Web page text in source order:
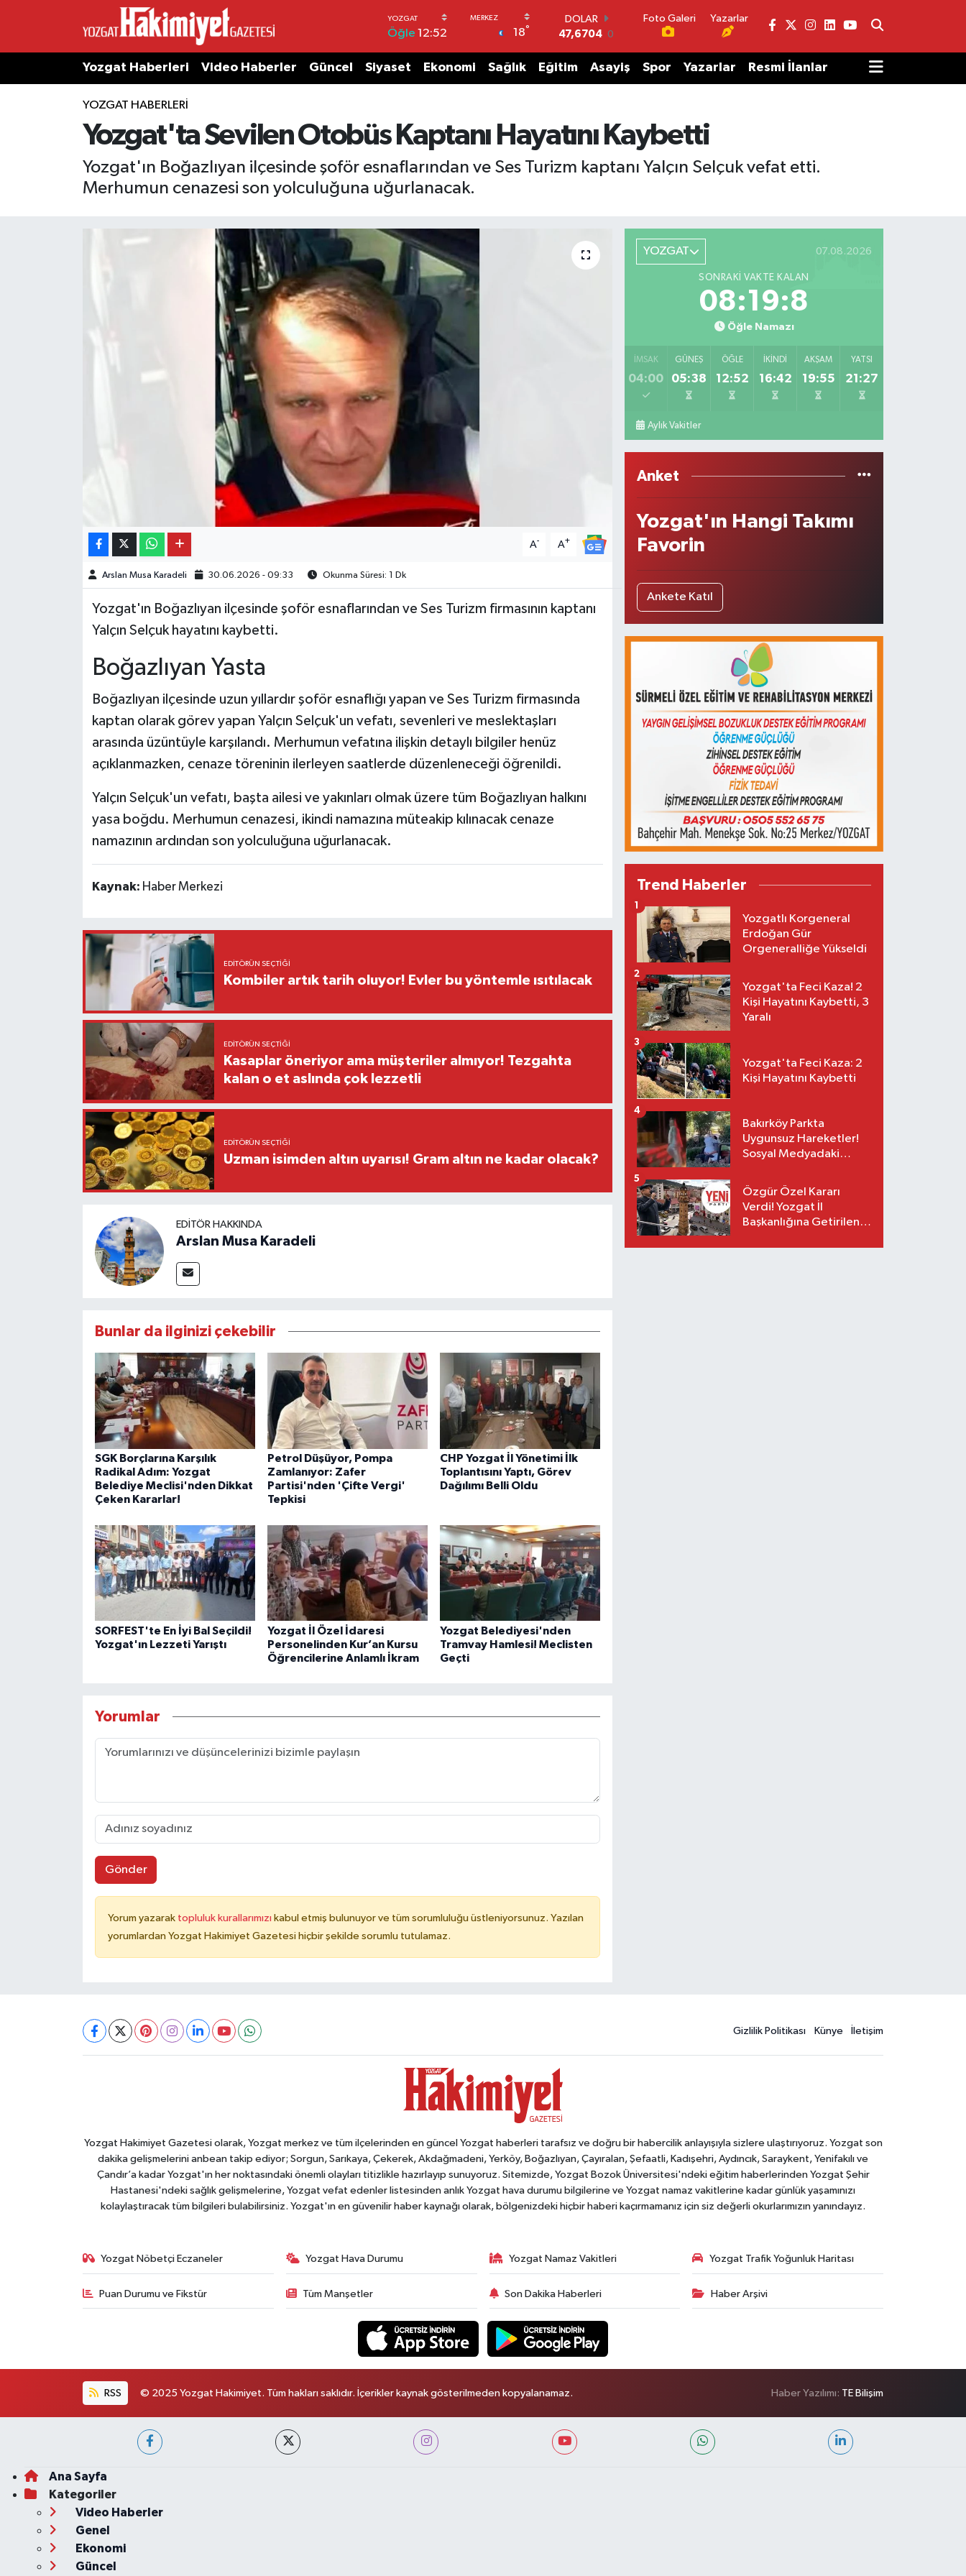
Öğle 12:52 18°
DOLAR
47,6704 0
55,0406 -0.08
6510.40
0.45
BİST100
BITCOIN
Foto Galeri Yazarlar
Yozgat Haberleri Video Haberler Güncel Siyaset Ekonomi Sağlık Eğitim Asayiş Spor Yazarlar Resmi İlanlar
YOZGAT HABERLERI
Yozgat'ta Sevilen Otobüs Kaptanı Hayatını Kaybetti
Yozgat'ın Boğazlıyan ilçesinde şoför esnaflarından ve Ses Turizm kaptanı Yalçın Selçuk vefat etti.
Merhumun cenazesi son yolculuğuna uğurlanacak.
A- A+
Arslan Musa Karadeli 30.06.2026 - 09:33 Okunma Süresi: 1 Dk
Yozgat'ın Boğazlıyan ilçesinde şoför esnaflarından ve Ses Turizm firmasının kaptanı
Yalçın Selçuk hayatını kaybetti.
Boğazlıyan Yasta
Boğazlıyan ilçesinde uzun yıllardır şoför esnaflığı yapan ve Ses Turizm firmasında
kaptan olarak görev yapan Yalçın Selçuk'un vefatı, sevenleri ve meslektaşları
arasında üzüntüyle karşılandı. Merhumun vefatına ilişkin detaylı bilgiler henüz
açıklanmazken, cenaze töreninin ilerleyen saatlerde düzenleneceği öğrenildi.
Yalçın Selçuk'un vefatı, başta ailesi ve yakınları olmak üzere tüm Boğazlıyan halkını
yasa boğdu. Merhumun cenazesi, ikindi namazına müteakip kılınacak cenaze
namazının ardından son yolculuğuna uğurlanacak.
Kaynak: Haber Merkezi
EDITÖRÜN SEÇTIĞI
Kombiler artık tarih oluyor! Evler bu yöntemle ısıtılacak
EDITÖRÜN SEÇTIĞI
Kasaplar öneriyor ama müşteriler almıyor! Tezgahta
kalan o et aslında çok lezzetli
EDITÖRÜN SEÇTIĞI
Uzman isimden altın uyarısı! Gram altın ne kadar olacak?
EDITÖR HAKKINDA
Arslan Musa Karadeli
Bunlar da ilginizi çekebilir
SGK Borçlarına Karşılık
Radikal Adım: Yozgat
Belediye Meclisi'nden Dikkat
Çeken Kararlar!
Petrol Düşüyor, Pompa
Zamlanıyor: Zafer
Partisi'nden 'Çifte Vergi'
Tepkisi
CHP Yozgat İl Yönetimi İlk
Toplantısını Yaptı, Görev
Dağılımı Belli Oldu
SORFEST'te En İyi Bal Seçildi!
Yozgat'ın Lezzeti Yarıştı
Yozgat İl Özel İdaresi
Personelinden Kur’an Kursu
Öğrencilerine Anlamlı İkram
Yozgat Belediyesi'nden
Tramvay Hamlesi! Meclisten
Geçti
Yorumlar
Gönder
Yorum yazarak topluluk kurallarımızı kabul etmiş bulunuyor ve tüm sorumluluğu üstleniyorsunuz. Yazılan
yorumlardan Yozgat Hakimiyet Gazetesi hiçbir şekilde sorumlu tutulamaz.
YOZGAT 07.08.2026
SONRAKI VAKTE KALAN
08:19:8
Öğle Namazı
İMSAK
04:00
GÜNEŞ
05:38
ÖĞLE
12:52
İKINDI
16:42
AKŞAM
19:55
YATSI
21:27
Aylık Vakitler
Anket
Yozgat'ın Hangi Takımı
Favorin
Ankete Katıl
Trend Haberler
Yozgatlı Korgeneral
Erdoğan Gür
Orgeneralliğe Yükseldi
1
Yozgat'ta Feci Kaza! 2
Kişi Hayatını Kaybetti, 3
Yaralı
2
Yozgat'ta Feci Kaza: 2
Kişi Hayatını Kaybetti
3
Bakırköy Parkta
Uygunsuz Hareketler!
Sosyal Medyadaki
Gözaltı
4
Özgür Özel Kararı
Verdi! Yozgat İl
Başkanlığına Getirilen
5
Gizlilik Politikası Künye İletişim
Yozgat Hakimiyet Gazetesi olarak, Yozgat merkez ve tüm ilçelerinden en güncel Yozgat haberleri tarafsız ve doğru bir habercilik anlayışıyla sizlere ulaştırıyoruz. Yozgat son
dakika gelişmelerini anbean takip ediyor; Sorgun, Sarıkaya, Çekerek, Akdağmadeni, Yerköy, Boğazlıyan, Çayıralan, Şefaatli, Kadışehri, Aydıncık, Saraykent, Yenifakılı ve
Çandır’a kadar Yozgat'ın her noktasındaki önemli olayları titizlikle hazırlayıp sunuyoruz. Sitemizde, Yozgat Bozok Üniversitesi'ndeki eğitim haberlerinden Yozgat Şehir
Hastanesi'ndeki sağlık gelişmelerine, Yozgat vefat edenler listesinden anlık Yozgat hava durumu bilgilerine ve Yozgat namaz vakitlerine kadar günlük yaşamınızı
kolaylaştıracak tüm bilgileri bulabilirsiniz. Yozgat'ın en güvenilir haber kaynağı olarak, bölgenizdeki hiçbir haberi kaçırmamanız için siz değerli okurlarımızın yanındayız.
Yozgat Nöbetçi Eczaneler Yozgat Hava Durumu Yozgat Namaz Vakitleri Yozgat Trafik Yoğunluk Haritası
Puan Durumu ve Fikstür Tüm Manşetler Son Dakika Haberleri Haber Arşivi
RSS © 2025 Yozgat Hakimiyet. Tüm hakları saklıdır. İçerikler kaynak gösterilmeden kopyalanamaz. Haber Yazılımı: TE Bilişim
Ana Sayfa
Kategoriler
Video Haberler
Genel
Ekonomi
Güncel